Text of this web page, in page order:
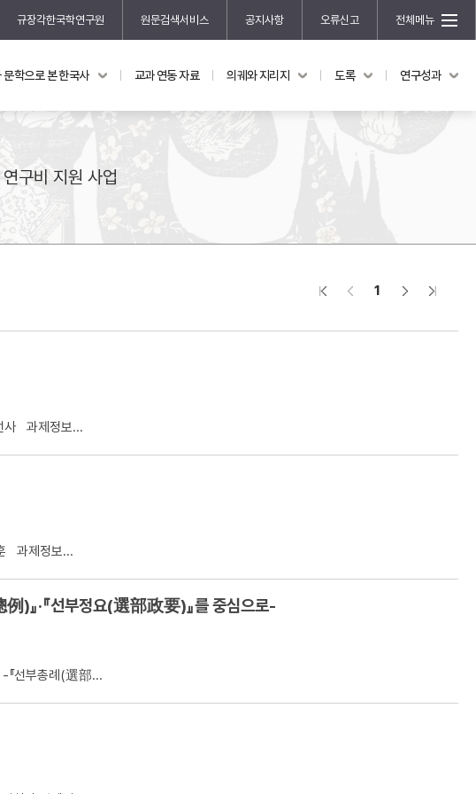
규장각한국학연구원 원문검색서비스 공지사항 오류신고 전체메뉴
도록
규장각 소장품 해설
연구성과
신진학자 초청 연구교류 사업
규장각-산기 연구비 지원 사업
문학으로 본 한국사 교과 연동 자료 의궤와 지리지 도록 연구성과
구비 지원 사업
1
사 과제정보...
과제정보...
)』·『선부정요(選部政要)』를 중심으로-
『선부총례(選部...